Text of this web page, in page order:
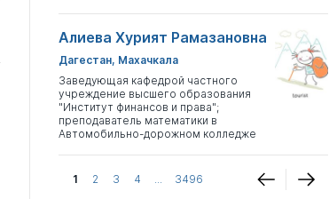
Алиева Хурият Рамазановна
Дагестан, Махачкала
Заведующая кафедрой частного
учреждение высшего образования
"Институт финансов и права";
преподаватель математики в
Автомобильно-дорожном колледже
1 2 3 4 ... 3496